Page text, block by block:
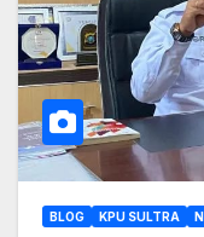
BLOG KPU SULTRA